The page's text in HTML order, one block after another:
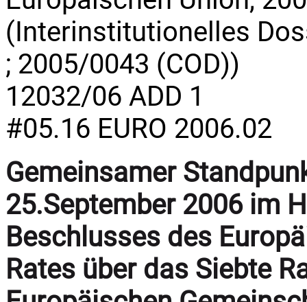
(Interinstitutionelles
; 2005/0043 (COD))
12032/06 ADD 1
#05.16 EURO 2006.02
Gemeinsamer
25.September 2006 im
Beschlusses des
Rates über das Siebte